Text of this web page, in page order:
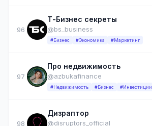
96
Т-Бизнес секреты
@bs_business
#Бизнес #Экономика #Маркетинг
97
Про недвижимость
@azbukafinance
#Недвижимость #Бизнес #Инвестиции
98
Дизраптор
@disruptors_official